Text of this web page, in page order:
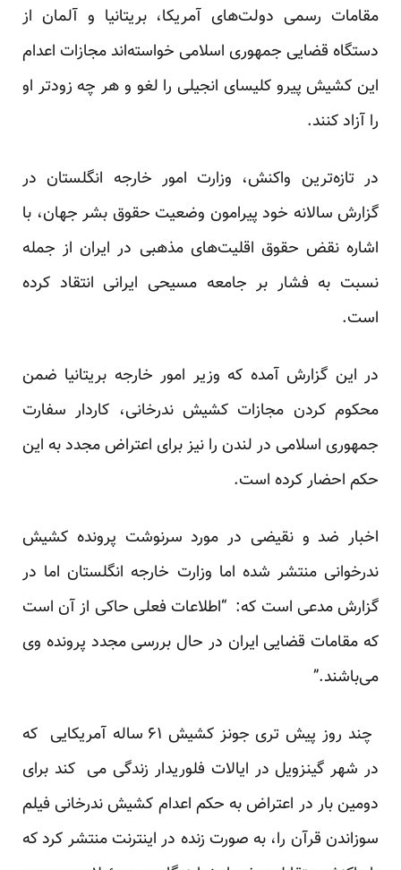
مقامات رسمی دولت‌های آمریکا، بریتانیا و آلمان از
دستگاه قضایی جمهوری اسلامی خواسته‌اند مجازات اعدام
این کشیش پیرو کلیسای انجیلی را لغو و هر چه زود‌تر او
را آزاد کنند.
در تازه‌ترین واکنش، وزارت امور خارجه انگلستان در
گزارش سالانه خود پیرامون وضعیت حقوق بشر جهان، با
اشاره نقض حقوق اقلیت‌های مذهبی در ایران از جمله
نسبت به فشار بر جامعه مسیحی ایرانی انتقاد کرده
است.
در این گزارش آمده که وزیر امور خارجه بریتانیا ضمن
محکوم کردن مجازات کشیش ندرخانی، کاردار سفارت
جمهوری اسلامی در لندن را نیز برای اعتراض مجدد به این
حکم احضار کرده است.
اخبار ضد و نقیضی در مورد سرنوشت پرونده کشیش
ندرخوانی منتشر شده اما وزارت خارجه انگلستان اما در
گزارش مدعی است که: ‌ “اطلاعات فعلی حاکی از آن است
که مقامات قضایی ایران در حال بررسی مجدد پرونده وی
می‌باشند.”
چند روز پیش تری جونز کشیش ۶۱ ساله آمریکایی که
در شهر گینزویل در ایالات فلوریدار زندگی می کند برای
دومین بار در اعتراض به حکم اعدام کشیش ندرخانی فیلم
سوزاندن قرآن را، به صورت زنده در اینترنت منتشر کرد که